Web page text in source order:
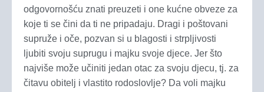
odgovornošću znati preuzeti i one kućne obveze za
koje ti se čini da ti ne pripadaju. Dragi i poštovani
supruže i oče, pozvan si u blagosti i strpljivosti
ljubiti svoju suprugu i majku svoje djece. Jer što
najviše može učiniti jedan otac za svoju djecu, tj. za
čitavu obitelj i vlastito rodoslovlje? Da voli majku